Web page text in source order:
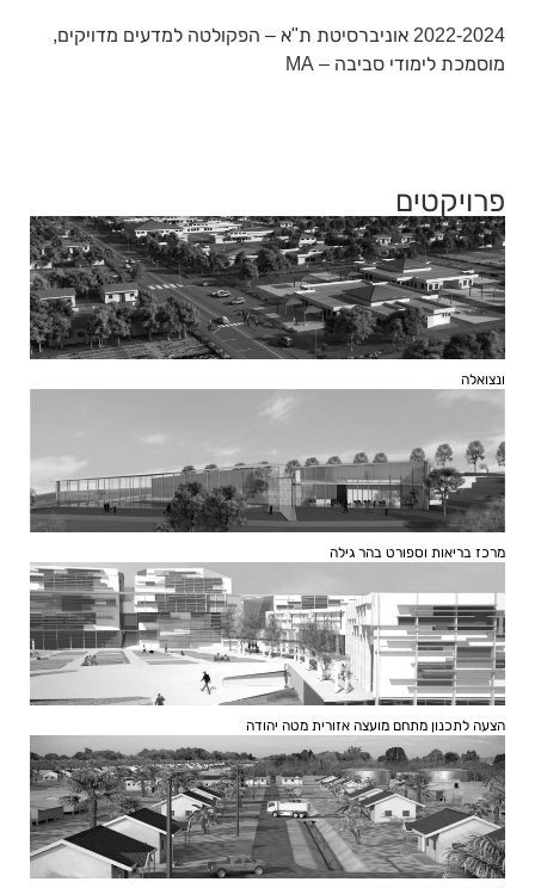
2022-2024 אוניברסיטת ת"א – הפקולטה למדעים מדויקים,
מוסמכת לימודי סביבה – MA
פרויקטים
ונצואלה
מרכז בריאות וספורט בהר גילה
הצעה לתכנון מתחם מועצה אזורית מטה יהודה